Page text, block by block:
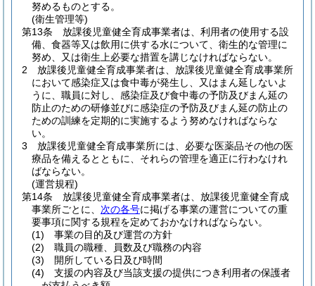
努めるものとする。
(衛生管理等)
第13条
放課後児童健全育成事業者は、利用者の使用する設
備、食器等又は飲用に供する水について、衛生的な管理に
努め、又は衛生上必要な措置を講じなければならない。
2
放課後児童健全育成事業者は、放課後児童健全育成事業所
において感染症又は食中毒が発生し、又はまん延しないよ
うに、職員に対し、感染症及び食中毒の予防及びまん延の
防止のための研修並びに感染症の予防及びまん延の防止の
ための訓練を定期的に実施するよう努めなければならな
い。
3
放課後児童健全育成事業所には、必要な医薬品その他の医
療品を備えるとともに、それらの管理を適正に行わなけれ
ばならない。
(運営規程)
第14条
放課後児童健全育成事業者は、放課後児童健全育成
事業所ごとに、 次の各号に掲げる事業の運営についての重
要事項に関する規程を定めておかなければならない。
(1)
事業の目的及び運営の方針
(2)
職員の職種、員数及び職務の内容
(3)
開所している日及び時間
(4)
支援の内容及び当該支援の提供につき利用者の保護者